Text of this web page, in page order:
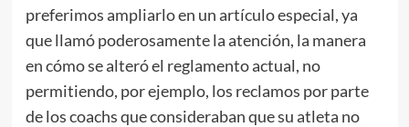
preferimos ampliarlo en un artículo especial, ya
que llamó poderosamente la atención, la manera
en cómo se alteró el reglamento actual, no
permitiendo, por ejemplo, los reclamos por parte
de los coachs que consideraban que su atleta no